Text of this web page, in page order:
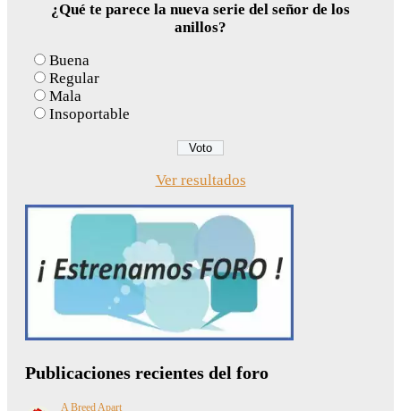
¿Qué te parece la nueva serie del señor de los
anillos?
Buena
Regular
Mala
Insoportable
Ver resultados
Publicaciones recientes del foro
A Breed Apart